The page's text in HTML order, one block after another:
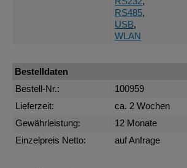
RS485,
USB,
WLAN
Bestelldaten
Bestell-Nr.:
100959
Lieferzeit:
ca. 2 Wochen
Gewährleistung:
12 Monate
Einzelpreis Netto:
auf Anfrage